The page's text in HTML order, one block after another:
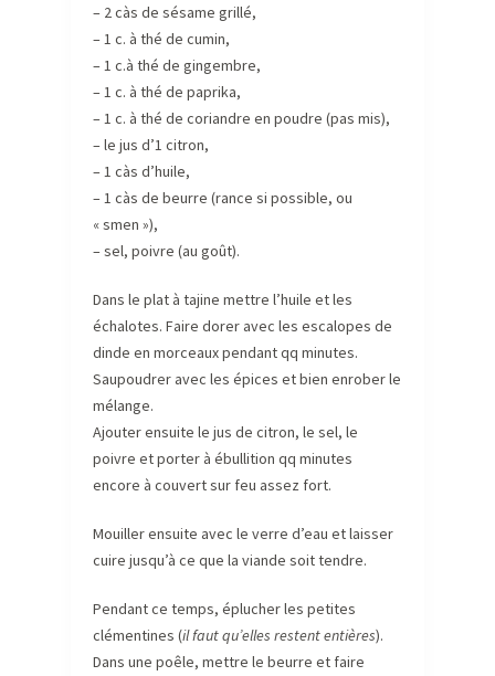
– 2 càs de sésame grillé,
– 1 c. à thé de cumin,
– 1 c.à thé de gingembre,
– 1 c. à thé de paprika,
– 1 c. à thé de coriandre en poudre (pas mis),
– le jus d’1 citron,
– 1 càs d’huile,
– 1 càs de beurre (rance si possible, ou
« smen »),
– sel, poivre (au goût).
Dans le plat à tajine mettre l’huile et les
échalotes. Faire dorer avec les escalopes de
dinde en morceaux pendant qq minutes.
Saupoudrer avec les épices et bien enrober le
mélange.
Ajouter ensuite le jus de citron, le sel, le
poivre et porter à ébullition qq minutes
encore à couvert sur feu assez fort.
Mouiller ensuite avec le verre d’eau et laisser
cuire jusqu’à ce que la viande soit tendre.
Pendant ce temps, éplucher les petites
clémentines (il faut qu’elles restent entières).
Dans une poêle, mettre le beurre et faire